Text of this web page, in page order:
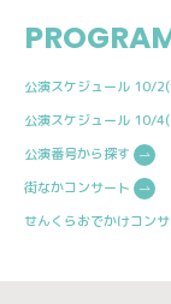
公演スケジュール 10/
公演スケジュール 10/
公演番号から探す
街なかコンサート
せんくらおでかけコン